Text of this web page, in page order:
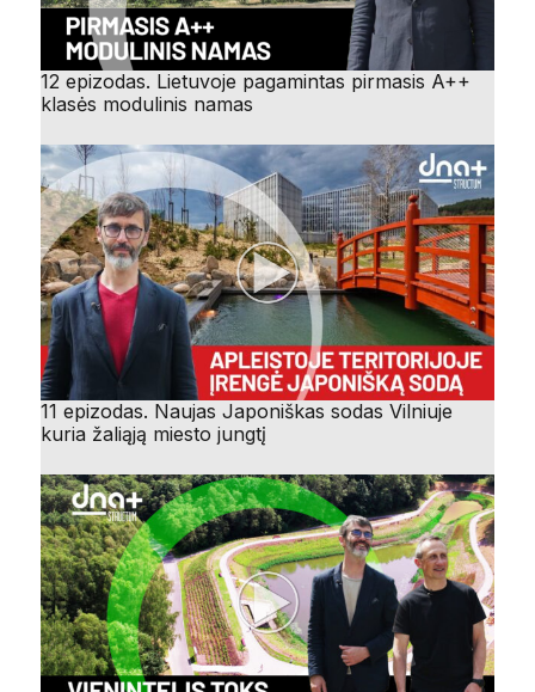
12 epizodas. Lietuvoje pagamintas pirmasis A++
klasės modulinis namas
11 epizodas. Naujas Japoniškas sodas Vilniuje
kuria žaliąją miesto jungtį